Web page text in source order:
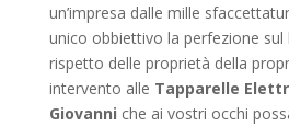
un’impresa dalle mille
unico obbiettivo la perfezione sul
rispetto delle proprietà della
intervento alle Tapparelle
Giovanni che ai vostri occhi